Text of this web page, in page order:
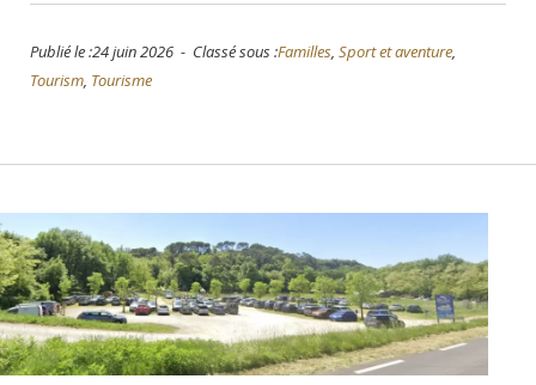
Publié le :24 juin 2026 - Classé sous :Familles, Sport et aventure,
Tourism, Tourisme